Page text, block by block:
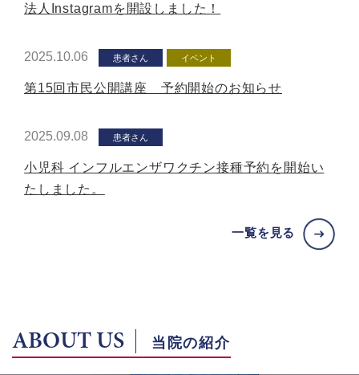
法人Instagramを開設しました！
2025.10.06 患者さん イベント
第15回市民公開講座 予約開始のお知らせ
2025.09.08 患者さん
小児科 インフルエンザワクチン接種予約を開始い
たしました。
一覧を見る
ABOUT US 当院の紹介